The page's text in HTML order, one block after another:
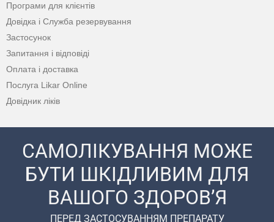
Програми для клієнтів
Довідка і Служба резервування
Застосунок
Запитання і відповіді
Оплата і доставка
Послуга Likar Online
Довідник ліків
САМОЛІКУВАННЯ МОЖЕ
БУТИ ШКІДЛИВИМ ДЛЯ
ВАШОГО ЗДОРОВ’Я
ПЕРЕД ЗАСТОСУВАННЯМ ПРЕПАРАТУ